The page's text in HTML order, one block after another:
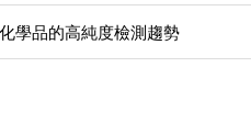
學品的高純度檢測趨勢